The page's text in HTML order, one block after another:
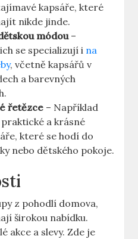
kapsáře, které
nikde jinde.
módou–
se specializují i na
, včetně kapsářů v
a barevných
řetězce – Například
a krásné
které se hodí do
nebo dětského pokoje.
z pohodlí domova,
širokou nabídku.
akce a slevy. Zde je